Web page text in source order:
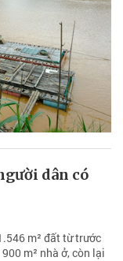
dân có
m² đất từ trước
m² nhà ở, còn lại